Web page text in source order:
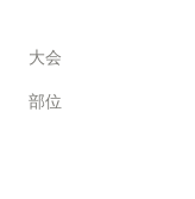
大会
部位